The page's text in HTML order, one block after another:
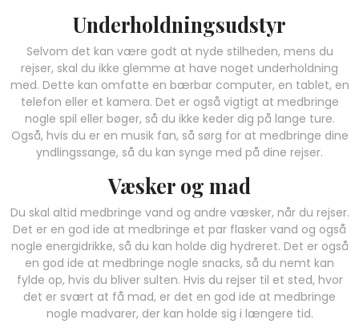
Underholdningsudstyr
Selvom det kan være godt at nyde stilheden, mens du
rejser, skal du ikke glemme at have noget underholdning
med. Dette kan omfatte en bærbar computer, en tablet, en
telefon eller et kamera. Det er også vigtigt at medbringe
nogle spil eller bøger, så du ikke keder dig på lange ture.
Også, hvis du er en musik fan, så sørg for at medbringe dine
yndlingssange, så du kan synge med på dine rejser.
Væsker og mad
Du skal altid medbringe vand og andre væsker, når du rejser.
Det er en god ide at medbringe et par flasker vand og også
nogle energidrikke, så du kan holde dig hydreret. Det er også
en god ide at medbringe nogle snacks, så du nemt kan
fylde op, hvis du bliver sulten. Hvis du rejser til et sted, hvor
det er svært at få mad, er det en god ide at medbringe
nogle madvarer, der kan holde sig i længere tid.